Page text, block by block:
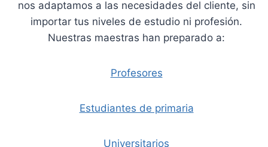
nos adaptamos a las necesidades del cliente, sin
importar tus niveles de estudio ni profesión.
Nuestras maestras han preparado a:
Profesores
Estudiantes de primaria
Universitarios